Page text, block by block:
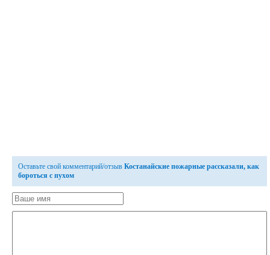
Оставьте свой комментарий/отзыв Костанайские пожарные рассказали, как
бороться с пухом